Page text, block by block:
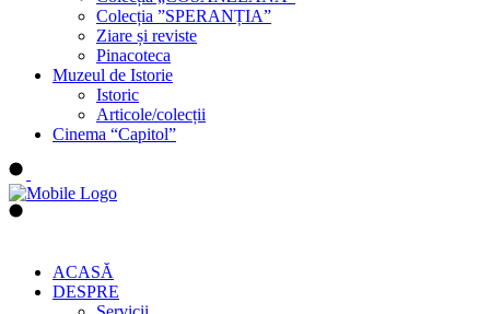
Colecția ”SPERANȚIA”
Ziare și reviste
Pinacoteca
Muzeul de Istorie
Istoric
Articole/colecții
Cinema “Capitol”
ACASĂ
DESPRE